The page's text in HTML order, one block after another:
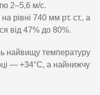
2–5,6 м/с.
рівні 740 мм рт. ст., а
від 47% до 80%.
найвищу температуру
— +34°C, а найнижчу